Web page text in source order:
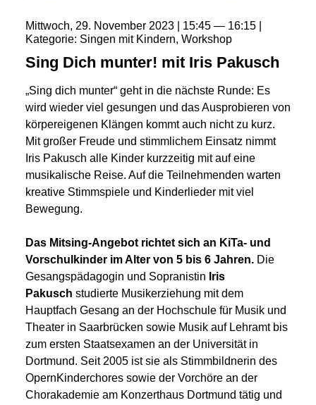
Mittwoch 29 November 2023 15:45
16:15
Kategorie Singen mit Kindern Workshop
Sing Dich munter! mit Iris Pakusch
„Sing dich munter“ geht in die nächste Runde: Es
wird wieder viel gesungen und das Ausprobieren von
körpereigenen Klängen kommt auch nicht zu kurz.
Mit großer Freude und stimmlichem Einsatz nimmt
Iris Pakusch alle Kinder kurzzeitig mit auf eine
musikalische Reise. Auf die Teilnehmenden warten
kreative Stimmspiele und Kinderlieder mit viel
Bewegung.
Das Mitsing-Angebot richtet sich an KiTa- und
Vorschulkinder im Alter von 5 bis 6 Jahren. Die
Gesangspädagogin und Sopranistin Iris
Pakusch studierte Musikerziehung mit dem
Hauptfach Gesang an der Hochschule für Musik und
Theater in Saarbrücken sowie Musik auf Lehramt bis
zum ersten Staatsexamen an der Universität in
Dortmund. Seit 2005 ist sie als Stimmbildnerin des
OpernKinderchores sowie der Vorchöre an der
Chorakademie am Konzerthaus Dortmund tätig und